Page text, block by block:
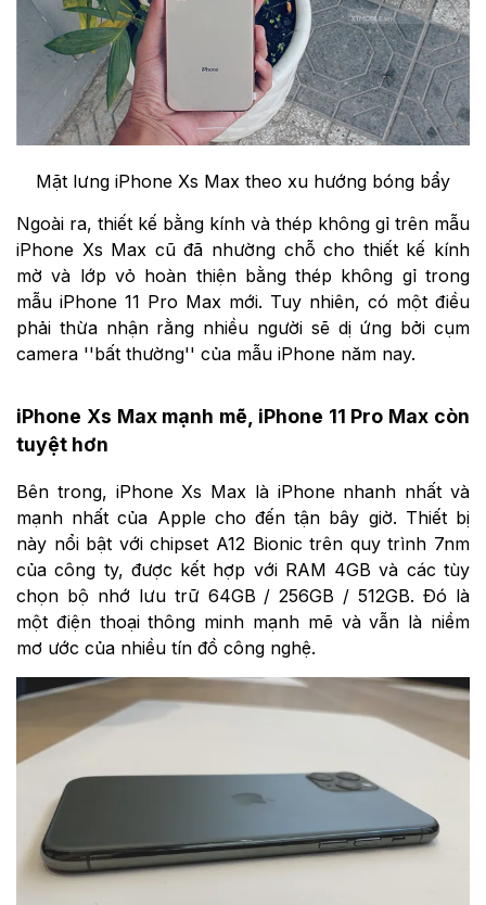
Mặt lưng iPhone Xs Max theo xu hướng bóng bẩy
Ngoài ra, thiết kế bằng kính và thép không gỉ trên mẫu
iPhone Xs Max cũ đã nhường chỗ cho thiết kế kính
mờ và lớp vỏ hoàn thiện bằng thép không gỉ trong
mẫu iPhone 11 Pro Max mới. Tuy nhiên, có một điều
phải thừa nhận rằng nhiều người sẽ dị ứng bởi cụm
camera ''bất thường'' của mẫu iPhone năm nay.
iPhone Xs Max mạnh mẽ, iPhone 11 Pro Max còn
tuyệt hơn
Bên trong, iPhone Xs Max là iPhone nhanh nhất và
mạnh nhất của Apple cho đến tận bây giờ. Thiết bị
này nổi bật với chipset A12 Bionic trên quy trình 7nm
của công ty, được kết hợp với RAM 4GB và các tùy
chọn bộ nhớ lưu trữ 64GB / 256GB / 512GB. Đó là
một điện thoại thông minh mạnh mẽ và vẫn là niềm
mơ ước của nhiều tín đồ công nghệ.